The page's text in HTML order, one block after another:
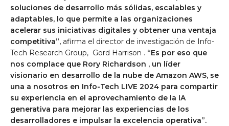
soluciones de desarrollo más sólidas, escalables y
adaptables, lo que permite a las organizaciones
acelerar sus iniciativas digitales y obtener una ventaja
competitiva”, afirma el director de investigación de Info-
Tech Research Group, Gord Harrison . “Es por eso que
nos complace que Rory Richardson , un líder
visionario en desarrollo de la nube de Amazon AWS, se
una a nosotros en Info-Tech LIVE 2024 para compartir
su experiencia en el aprovechamiento de la IA
generativa para mejorar las experiencias de los
desarrolladores e impulsar la excelencia operativa”.